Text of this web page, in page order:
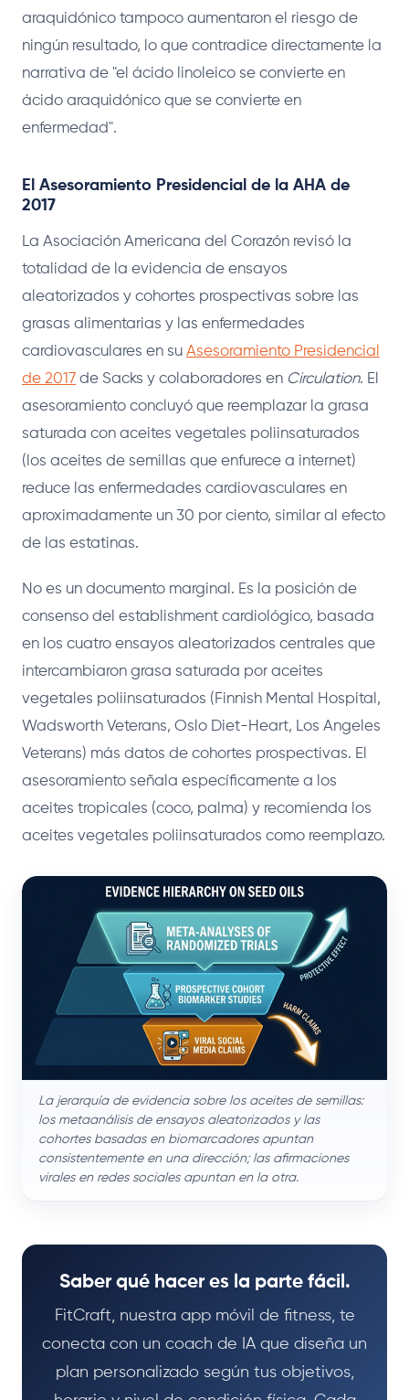
araquidónico tampoco aumentaron el riesgo de
ningún resultado, lo que contradice directamente la
narrativa de "el ácido linoleico se convierte en
ácido araquidónico que se convierte en
enfermedad".
El Asesoramiento Presidencial de la AHA de
2017
La Asociación Americana del Corazón revisó la
totalidad de la evidencia de ensayos
aleatorizados y cohortes prospectivas sobre las
grasas alimentarias y las enfermedades
cardiovasculares en su Asesoramiento Presidencial
de 2017 de Sacks y colaboradores en Circulation. El
asesoramiento concluyó que reemplazar la grasa
saturada con aceites vegetales poliinsaturados
(los aceites de semillas que enfurece a internet)
reduce las enfermedades cardiovasculares en
aproximadamente un 30 por ciento, similar al efecto
de las estatinas.
No es un documento marginal. Es la posición de
consenso del establishment cardiológico, basada
en los cuatro ensayos aleatorizados centrales que
intercambiaron grasa saturada por aceites
vegetales poliinsaturados (Finnish Mental Hospital,
Wadsworth Veterans, Oslo Diet-Heart, Los Angeles
Veterans) más datos de cohortes prospectivas. El
asesoramiento señala específicamente a los
aceites tropicales (coco, palma) y recomienda los
aceites vegetales poliinsaturados como reemplazo.
La jerarquía de evidencia sobre los aceites de semillas:
los metaanálisis de ensayos aleatorizados y las
cohortes basadas en biomarcadores apuntan
consistentemente en una dirección; las afirmaciones
virales en redes sociales apuntan en la otra.
Saber qué hacer es la parte fácil.
FitCraft, nuestra app móvil de fitness, te
conecta con un coach de IA que diseña un
plan personalizado según tus objetivos,